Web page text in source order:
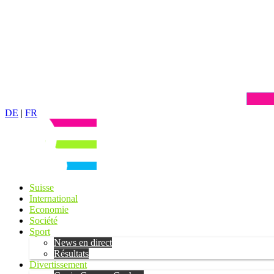
DE | FR
Suisse
International
Economie
Société
Sport
News en direct
Résultats
Divertissement